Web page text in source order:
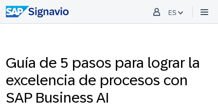
ES
Guía de 5 pasos para lograr la
excelencia de procesos con
SAP Business AI